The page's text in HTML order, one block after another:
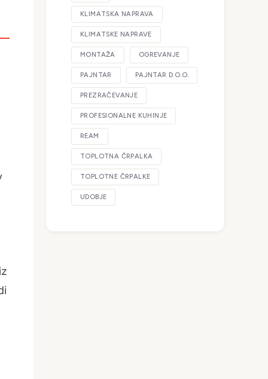
KLIMATSKA NAPRAVA
KLIMATSKE NAPRAVE
MONTAŽA OGREVANJE
PAJNTAR PAJNTAR D.O.O.
PREZRAČEVANJE
PROFESIONALNE KUHINJE
REAM
TOPLOTNA ČRPALKA
TOPLOTNE ČRPALKE
UDOBJE